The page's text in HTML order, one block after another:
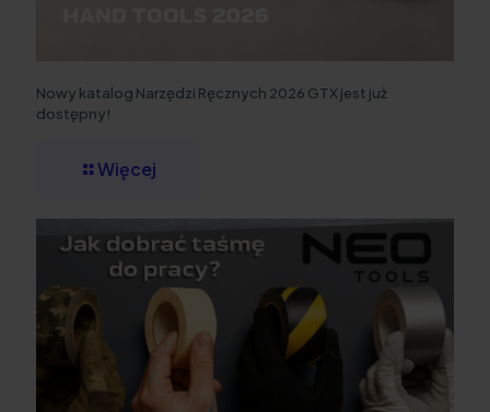
Nowy katalog Narzędzi Ręcznych 2026 GTX jest już
dostępny!
Więcej